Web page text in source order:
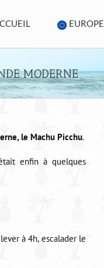
EUROPE
MODERNE
le Machu Picchu.
enfin à quelques
à 4h, escalader le